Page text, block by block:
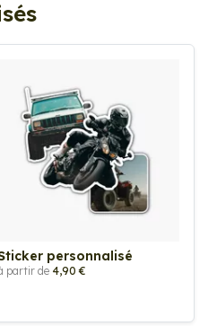
personnalisé
partir de 4,90 €